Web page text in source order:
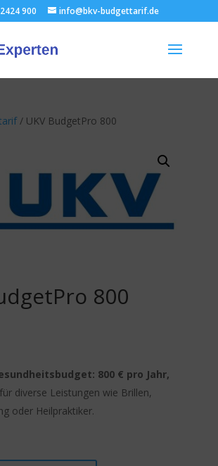
900 info@bkv-budgettarif.de
/ UKV BudgetPro 800
800
800 € pro Jahr,
diverse Leistungen wie Brillen,
oder Heilpraktiker.